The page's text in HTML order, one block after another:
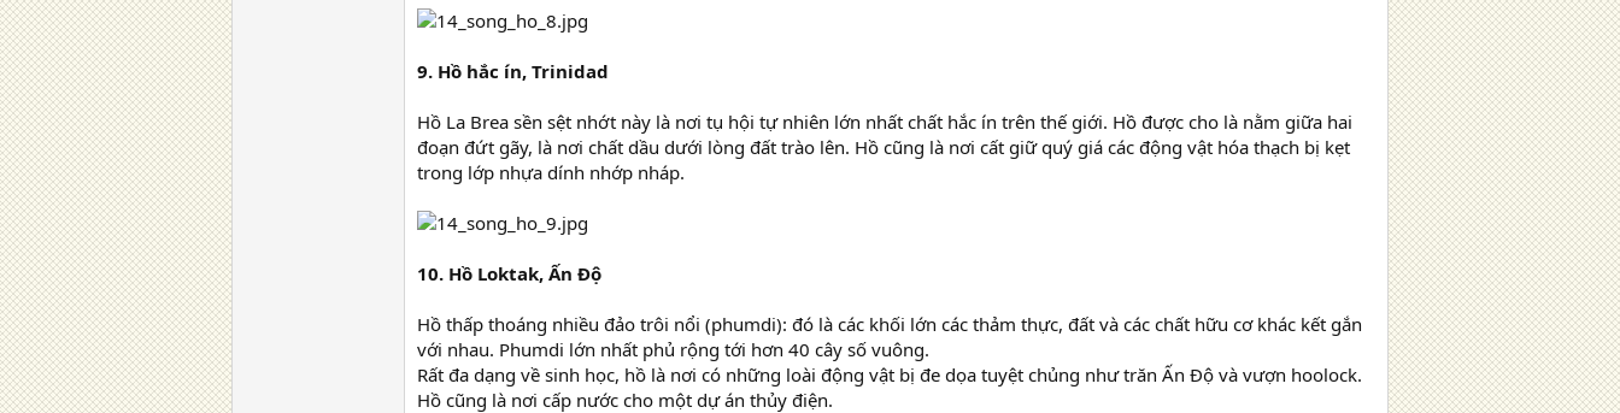
9. Hồ hắc ín, Trinidad
Hồ La Brea sền sệt nhớt này là nơi tụ hội tự nhiên lớn nhất chất hắc ín trên thế giới. Hồ được cho là nằm giữa hai
đoạn đứt gãy, là nơi chất dầu dưới lòng đất trào lên. Hồ cũng là nơi cất giữ quý giá các động vật hóa thạch bị kẹt
trong lớp nhựa dính nhớp nháp.
10. Hồ Loktak, Ấn Độ
Hồ thấp thoáng nhiều đảo trôi nổi (phumdi): đó là các khối lớn các thảm thực, đất và các chất hữu cơ khác kết gắn
với nhau. Phumdi lớn nhất phủ rộng tới hơn 40 cây số vuông.
Rất đa dạng về sinh học, hồ là nơi có những loài động vật bị đe dọa tuyệt chủng như trăn Ấn Độ và vượn hoolock.
Hồ cũng là nơi cấp nước cho một dự án thủy điện.